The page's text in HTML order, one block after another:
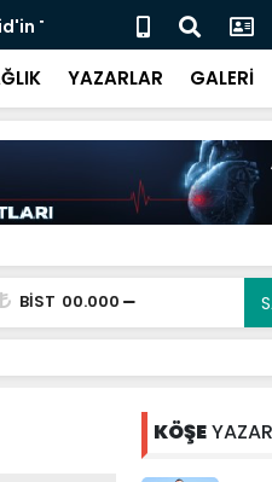
Tarihi Dönüşümde Kritik
Tamamlanacak
YAZARLAR GALERİ
BİST 00.000
KÖŞE